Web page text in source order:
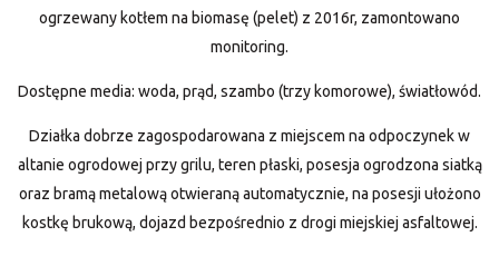
ogrzewany kotłem na biomasę (pelet) z 2016r, zamontowano
monitoring.
Dostępne media: woda, prąd, szambo (trzy komorowe), światłowód.
Działka dobrze zagospodarowana z miejscem na odpoczynek w
altanie ogrodowej przy grilu, teren płaski, posesja ogrodzona siatką
oraz bramą metalową otwieraną automatycznie, na posesji ułożono
kostkę brukową, dojazd bezpośrednio z drogi miejskiej asfaltowej.